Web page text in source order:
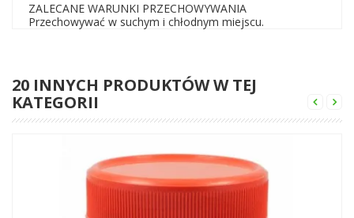
ZALECANE WARUNKI PRZECHOWYWANIA
Przechowywać w suchym i chłodnym miejscu.
20 INNYCH PRODUKTÓW W TEJ
KATEGORII